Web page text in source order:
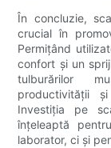
În concluzie,
crucial în
Permițând
confort și un
tulburărilor
productivității
Investiția pe
înțeleaptă
laborator, ci și